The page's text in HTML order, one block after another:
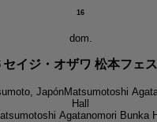
16
dom.
セイジ・オザワ 松本フェ
JapónMatsumotoshi
Hall
Agatanomori Bunka